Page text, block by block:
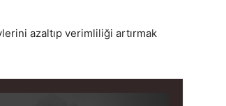
azaltıp verimliliği artırmak